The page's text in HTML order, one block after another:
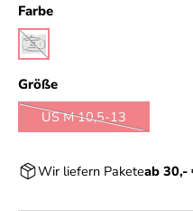
Farbeauswählen
black
(Diese Option ist zurzeit nicht
Größeauswählen
US M 10,5-13
(Diese Option ist
Wir liefern Paketeab 30,-